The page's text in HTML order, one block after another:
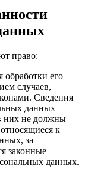
право:
его
случаев,
Сведения
данных
них не должны
к
за
законные
данных.